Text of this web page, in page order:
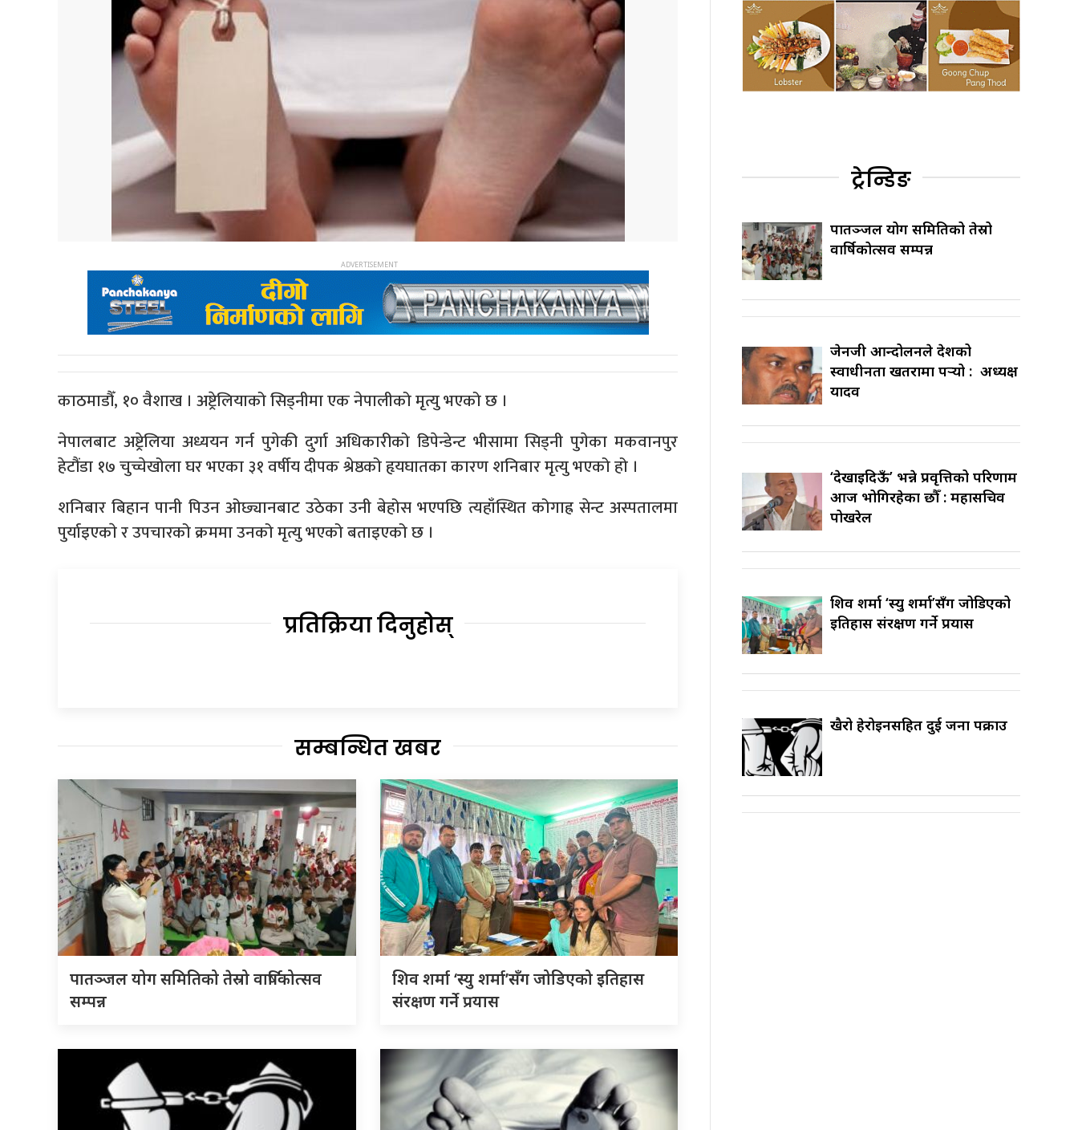
काठमाडौँ, १० वैशाख । अष्ट्रेलियाको सिड्नीमा एक नेपालीको मृत्यु भएको छ ।
नेपालबाट अष्ट्रेलिया अध्ययन गर्न पुगेकी दुर्गा अधिकारीको डिपेन्डेन्ट भीसामा सिड्नी पुगेका मकवानपुर
हेटौंडा १७ चुच्चेखोला घर भएका ३१ वर्षीय दीपक श्रेष्ठको हृयघातका कारण शनिबार मृत्यु भएको हो ।
शनिबार बिहान पानी पिउन ओछ्यानबाट उठेका उनी बेहोस भएपछि त्यहाँस्थित कोगाह्र सेन्ट अस्पतालमा
पुर्याइएकाे र उपचारको क्रममा उनको मृत्यु भएको बताइएको छ ।
प्रतिक्रिया दिनुहोस्
सम्बन्धित खबर
पातञ्जल योग समितिको तेस्रो वार्षिकोत्सव
सम्पन्न
शिव शर्मा ‘स्यु शर्मा’सँग जोडिएको इतिहास
संरक्षण गर्ने प्रयास
ट्रेन्डिङ
पातञ्जल योग समितिको तेस्रो
वार्षिकोत्सव सम्पन्न
जेनजी आन्दोलनले देशको
स्वाधीनता खतरामा पर्‍यो : अध्यक्ष
यादव
‘देखाइदिऊँ’ भन्ने प्रवृत्तिको परिणाम
आज भोगिरहेका छौँ : महासचिव
पोखरेल
शिव शर्मा ‘स्यु शर्मा’सँग जोडिएको
इतिहास संरक्षण गर्ने प्रयास
खैरो हेरोइनसहित दुई जना पक्राउ